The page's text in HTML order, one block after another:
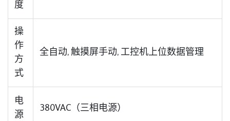
度
操
作
方
式
全自动, 触摸屏手动, 工控机上位数据管理
电
源
380VAC（三相电源）